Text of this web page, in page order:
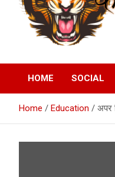
Corbett
हलचल)
HOME SOCIAL
Home Education अपर